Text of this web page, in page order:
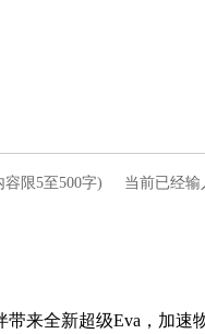
容限5至500字) 当前已经输
来全新超级Eva，加速